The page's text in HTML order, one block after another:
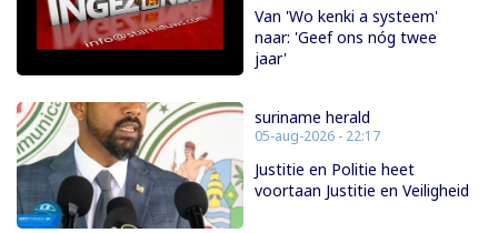
Van 'Wo kenki a systeem'
naar: 'Geef ons nóg twee
jaar'
suriname herald
05-aug-2026 - 22:17
Justitie en Politie heet
voortaan Justitie en Veiligheid